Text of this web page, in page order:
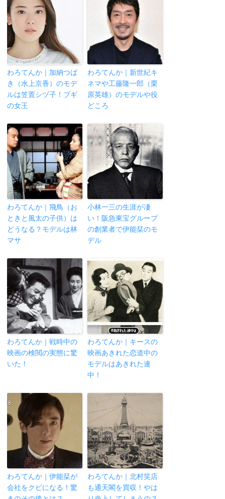
わろてんか｜加納つば
き（水上京香）のモデ
ルは笠置シヅ子！ブギ
の女王
わろてんか｜新世紀キ
ネマや工藤隆一郎（栗
原英雄）のモデルや役
どころ
わろてんか｜飛鳥（お
ときと風太の子供）は
どうなる？モデルは林
マサ
小林一三の生涯が凄
い！阪急東宝グループ
の創業者で伊能栞のモ
デル
わろてんか｜戦時中の
映画の検閲の実態に驚
いた！
わろてんか｜キースの
映画あきれた恋道中の
モデルはあきれた連
中！
わろてんか｜伊能栞が
会社をクビになる！驚
わろてんか｜北村笑店
も通天閣を買収！やは